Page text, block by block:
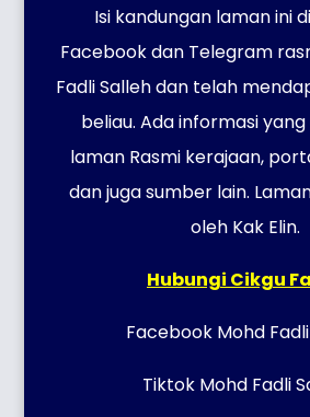
Isi kandungan laman ini
Facebook dan Telegram
Fadli Salleh dan telah
beliau. Ada informasi
laman Rasmi kerajaan,
dan juga sumber lain.
oleh Kak Elin.
Hubungi Cikgu
Facebook Mohd
Tiktok Mohd Fadli